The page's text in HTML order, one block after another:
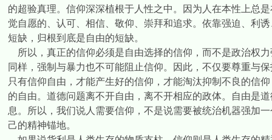
的超验真理。信仰深深植根于人性之中。因为人在本性上总
觉自愿的、认可、相信、敬仰、崇拜和追求。依靠强迫、利
短缺，归根到底是自由的短缺。
所以，真正的信仰必须是自由选择的信仰，而不是政治权
同样，强制与暴力也不可能阻止信仰。因此，不仅要尊重与
只有信仰自由，才能产生好的信仰，才能淘汰抑制不良的信
的自由。道德问题离不开自由，离不开相应的政体。自由是
息。所以，我们说人需要信仰，不是说需要被统治机器强加
己的精神锚地。